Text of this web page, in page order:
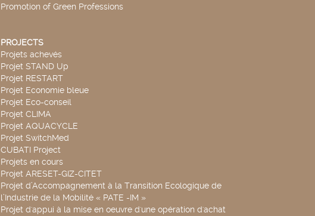
Promotion of Green Professions
PROJECTS
Projets achevés
Projet STAND Up
Projet RESTART
Projet Economie bleue
Projet Eco-conseil
Projet CLIMA
Projet AQUACYCLE
Projet SwitchMed
CUBATI Project
Projets en cours
Projet ARESET-GIZ-CITET
Projet d’Accompagnement à la Transition Ecologique de
l’Industrie de la Mobilité « PATE -IM »
Projet d'appui à la mise en oeuvre d'une opération d'achat